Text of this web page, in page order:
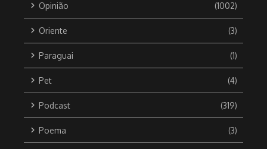
Opinião (1002)
Oriente (3)
Paraguai (1)
Pet (4)
Podcast (319)
Poema (3)